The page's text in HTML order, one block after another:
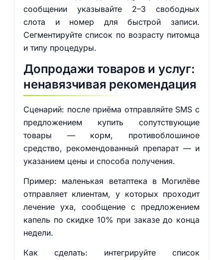
сообщении указывайте 2–3 свободных
слота и номер для быстрой записи.
Сегментируйте список по возрасту питомца
и типу процедуры.
Допродажи товаров и услуг:
ненавязчивая рекомендация
Сценарий: после приёма отправляйте SMS с
предложением купить сопутствующие
товары — корм, противоблошиное
средство, рекомендованный препарат — и
указанием цены и способа получения.
Пример: маленькая ветаптека в Могилёве
отправляет клиентам, у которых проходит
лечение уха, сообщение с предложением
капель по скидке 10% при заказе до конца
недели.
Как сделать: интегрируйте список